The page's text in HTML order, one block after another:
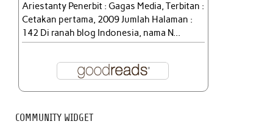
Ariestanty Penerbit : Gagas Media, Terbitan :
Cetakan pertama, 2009 Jumlah Halaman :
142 Di ranah blog Indonesia, nama N...
COMMUNITY WIDGET